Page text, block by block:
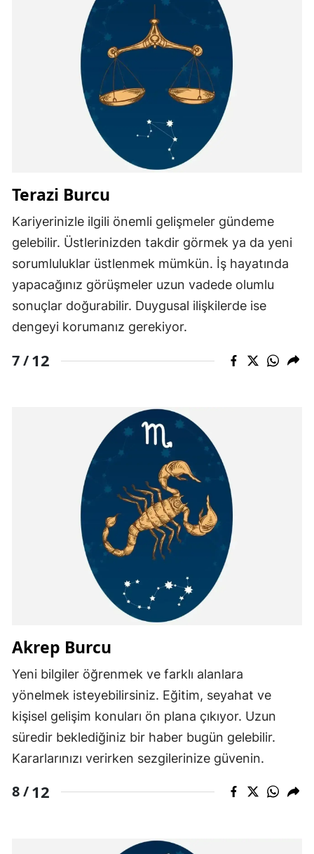
Terazi Burcu
Kariyerinizle ilgili önemli gelişmeler gündeme
gelebilir. Üstlerinizden takdir görmek ya da yeni
sorumluluklar üstlenmek mümkün. İş hayatında
yapacağınız görüşmeler uzun vadede olumlu
sonuçlar doğurabilir. Duygusal ilişkilerde ise
dengeyi korumanız gerekiyor.
7 /12
Akrep Burcu
Yeni bilgiler öğrenmek ve farklı alanlara
yönelmek isteyebilirsiniz. Eğitim, seyahat ve
kişisel gelişim konuları ön plana çıkıyor. Uzun
süredir beklediğiniz bir haber bugün gelebilir.
Kararlarınızı verirken sezgilerinize güvenin.
8 /12